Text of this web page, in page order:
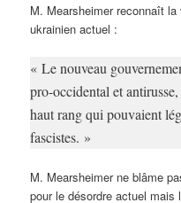
M. Mearsheimer reconnaît
ukrainien actuel :
« Le nouveau
pro-occidental et
haut rang qui pouvaient
fascistes. »
M. Mearsheimer ne blâme
pour le désordre actuel